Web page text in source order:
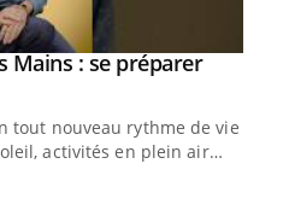
Mains : se préparer
nouveau rythme de vie !
activités en plein air…